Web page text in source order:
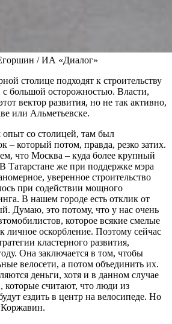
/ ИА «Диалог»
столице подходят к строительству
большой осторожностью. Власти,
вектор развития, но не так активно,
или Альметьевске.
со столицей, там был
– который потом, правда, резко затих.
что Москва – куда более крупный
Татарстане же при поддержке мэра
уверенное строительство
при содействии мощного
В нашем городе есть отклик от
Думаю, это потому, что у нас очень
которое всякие смелые
личное оскорбление. Поэтому сейчас
кластерного развития,
Она заключается в том, чтобы
велосети, а потом объединить их.
деньги, хотя и в данном случае
которые считают, что люди из
ездить в центр на велосипеде. Но
Коржавин.